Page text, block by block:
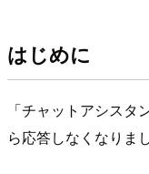
はじめに
「チャットアシス
ら応答しなくなりま